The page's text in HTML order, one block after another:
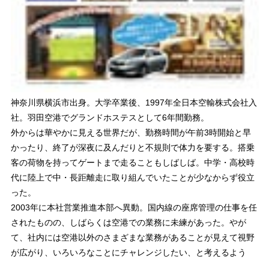
神奈川県横浜市出身。大学卒業後、1997年全日本空輸株式会社入
社。羽田空港でグランドホステスとして6年間勤務。
外からは華やかに見える世界だが、勤務時間が午前3時開始と早
かったり、終了が深夜に及んだりと不規則で体力を要する。搭乗
客の荷物を持ってゲートまで走ることもしばしば。中学・高校時
代に陸上で中・長距離走に取り組んでいたことが少なからず役立
った。
2003年に本社営業推進本部へ異動。国内線の座席管理の仕事を任
されたものの、しばらくは空港での業務に未練があった。やが
て、社内には空港以外のさまざまな業務があることが見えて視野
が広がり、いろいろなことにチャレンジしたい、と考えるよう